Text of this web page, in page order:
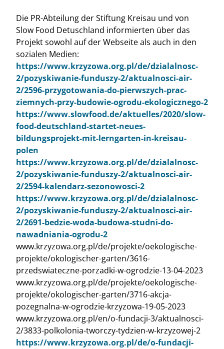
Die PR-Abteilung der Stiftung Kreisau und von
Slow Food Detuschland informierten über das
Projekt sowohl auf der Webseite als auch in den
sozialen Medien:
https://www.krzyzowa.org.pl/de/dzialalnosc-
2/pozyskiwanie-funduszy-2/aktualnosci-air-
2/2596-przygotowania-do-pierwszych-prac-
ziemnych-przy-budowie-ogrodu-ekologicznego-2
https://www.slowfood.de/aktuelles/2020/slow-
food-deutschland-startet-neues-
bildungsprojekt-mit-lerngarten-in-kreisau-
polen
https://www.krzyzowa.org.pl/de/dzialalnosc-
2/pozyskiwanie-funduszy-2/aktualnosci-air-
2/2594-kalendarz-sezonowosci-2
https://www.krzyzowa.org.pl/de/dzialalnosc-
2/pozyskiwanie-funduszy-2/aktualnosci-air-
2/2691-bedzie-woda-budowa-studni-do-
nawadniania-ogrodu-2
www.krzyzowa.org.pl/de/projekte/oekologische-
projekte/okologischer-garten/3616-
przedswiateczne-porzadki-w-ogrodzie-13-04-2023
www.krzyzowa.org.pl/de/projekte/oekologische-
projekte/okologischer-garten/3716-akcja-
pozegnalna-w-ogrodzie-krzyzowa-19-05-2023
www.krzyzowa.org.pl/en/o-fundacji-3/aktualnosci-
2/3833-polkolonia-tworczy-tydzien-w-krzyzowej-2
https://www.krzyzowa.org.pl/de/o-fundacji-